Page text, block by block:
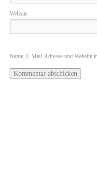
Website
Name, E-Mail-Adresse und Website